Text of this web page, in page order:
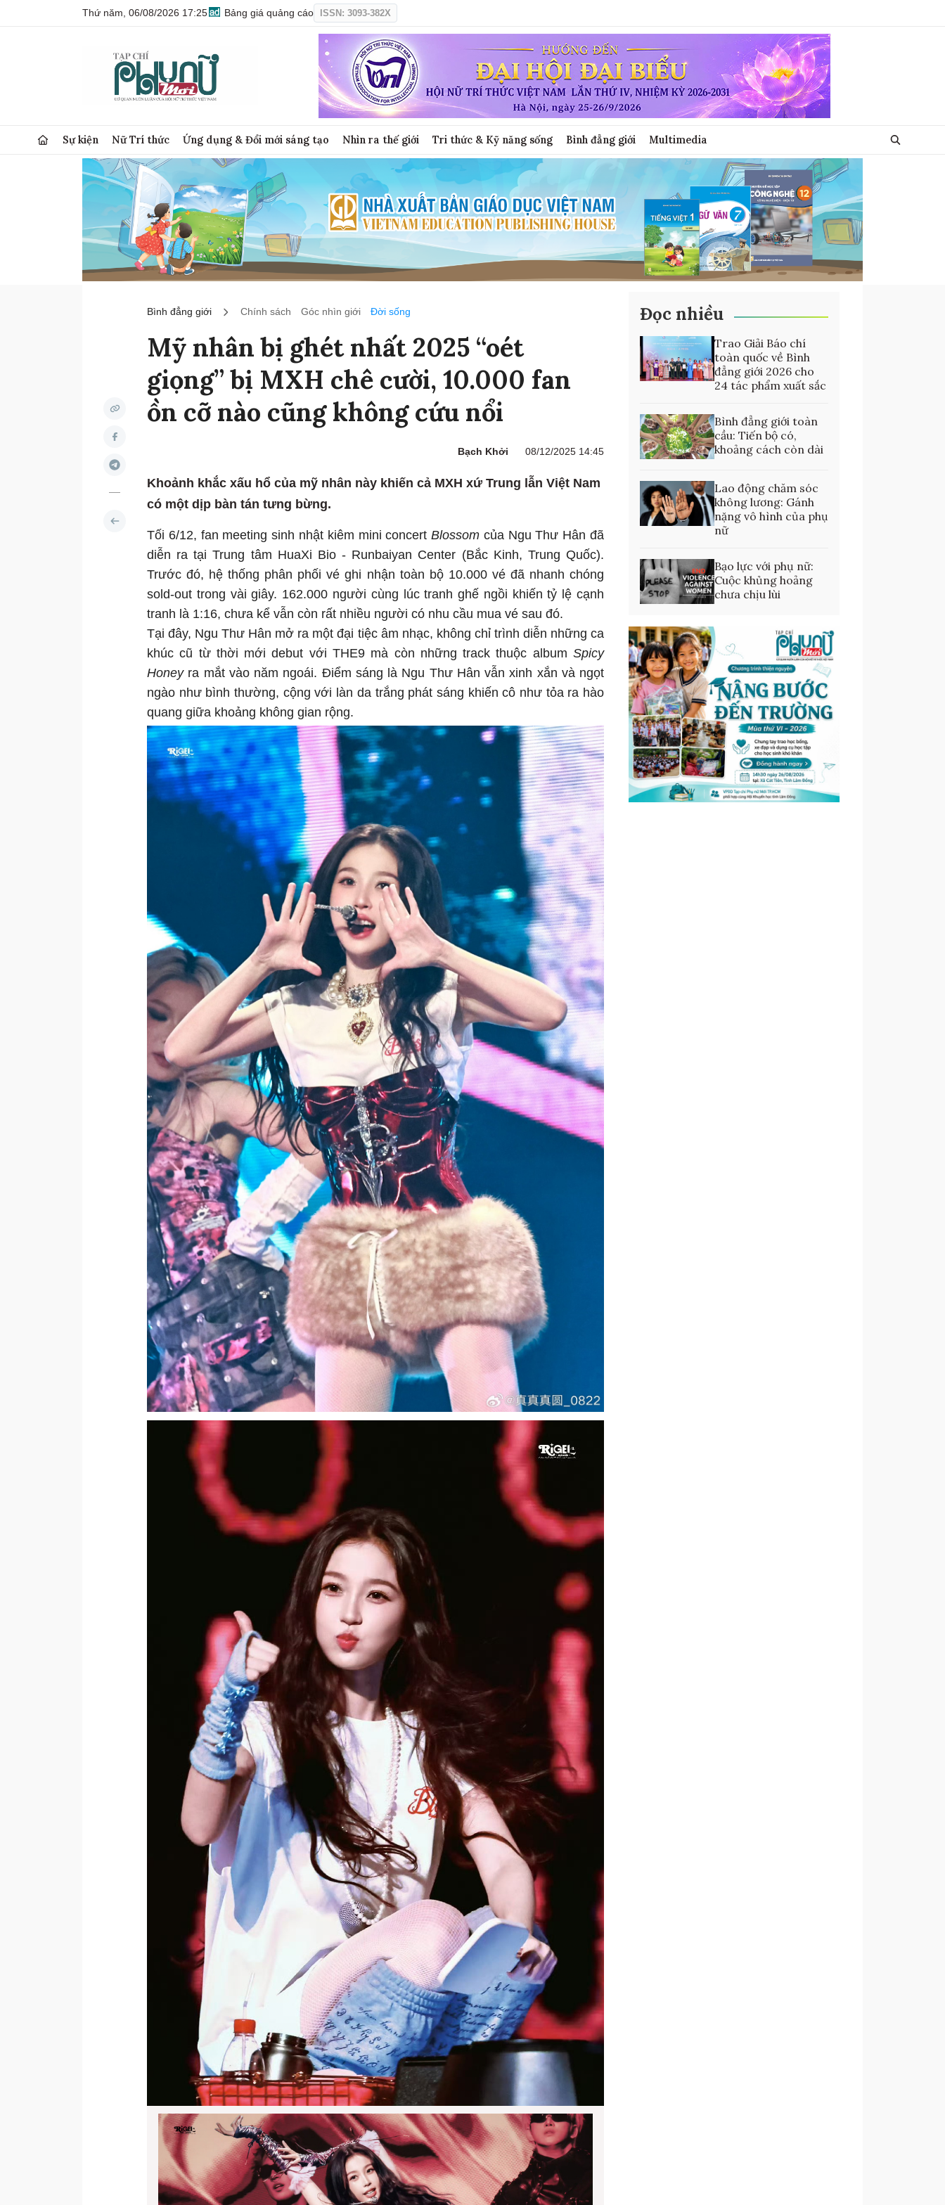
Thứ năm, 06/08/2026 17:25 Bảng giá quảng cáo ISSN: 3093-382X
Sự kiện Nữ Trí thức Ứng dụng & Đổi mới sáng tạo Nhìn ra thế giới Tri thức & Kỹ năng sống Bình đẳng giới Multimedia
Bình đẳng giới Chính sách Góc nhìn giới Đời sống
Mỹ nhân bị ghét nhất 2025 “oét
giọng” bị MXH chê cười, 10.000 fan
ồn cỡ nào cũng không cứu nổi
Bạch Khởi 08/12/2025 14:45
Khoảnh khắc xấu hổ của mỹ nhân này khiến cả MXH xứ Trung lẫn Việt Nam
có một dịp bàn tán tưng bừng.
Tối 6/12, fan meeting sinh nhật kiêm mini concertBlossom của Ngu Thư Hân đã
diễn ra tại Trung tâm HuaXi Bio - Runbaiyan Center (Bắc Kinh, Trung Quốc).
Trước đó, hệ thống phân phối vé ghi nhận toàn bộ 10.000 vé đã nhanh chóng
sold-out trong vài giây. 162.000 người cùng lúc tranh ghế ngồi khiến tỷ lệ cạnh
tranh là 1:16, chưa kể vẫn còn rất nhiều người có nhu cầu mua vé sau đó.
Tại đây, Ngu Thư Hân mở ra một đại tiệc âm nhạc, không chỉ trình diễn những ca
khúc cũ từ thời mới debut với THE9 mà còn những track thuộc album Spicy
Honeyra mắt vào năm ngoái. Điểm sáng là Ngu Thư Hân vẫn xinh xắn và ngọt
ngào như bình thường, cộng với làn da trắng phát sáng khiến cô như tỏa ra hào
quang giữa khoảng không gian rộng.
Đọc nhiều
Trao Giải Báo chí
toàn quốc về Bình
đẳng giới 2026 cho
24 tác phẩm xuất sắc
Bình đẳng giới toàn
cầu: Tiến bộ có,
khoảng cách còn dài
Lao động chăm sóc
không lương: Gánh
nặng vô hình của phụ
nữ
Bạo lực với phụ nữ:
Cuộc khủng hoảng
chưa chịu lùi